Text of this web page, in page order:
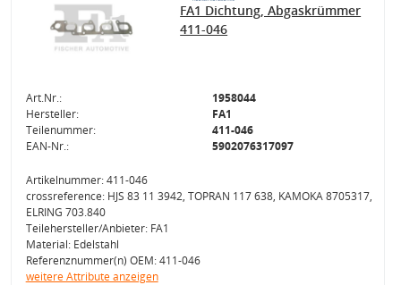
FA1 Dichtung, Abgaskrümmer
411-046
Art.Nr.:
1958044
Hersteller:
FA1
Teilenummer:
411-046
EAN-Nr.:
5902076317097
Artikelnummer: 411-046
crossreference: HJS 83 11 3942, TOPRAN 117 638, KAMOKA 8705317,
ELRING 703.840
Teilehersteller/Anbieter: FA1
Material: Edelstahl
Referenznummer(n) OEM: 411-046
weitere Attribute anzeigen